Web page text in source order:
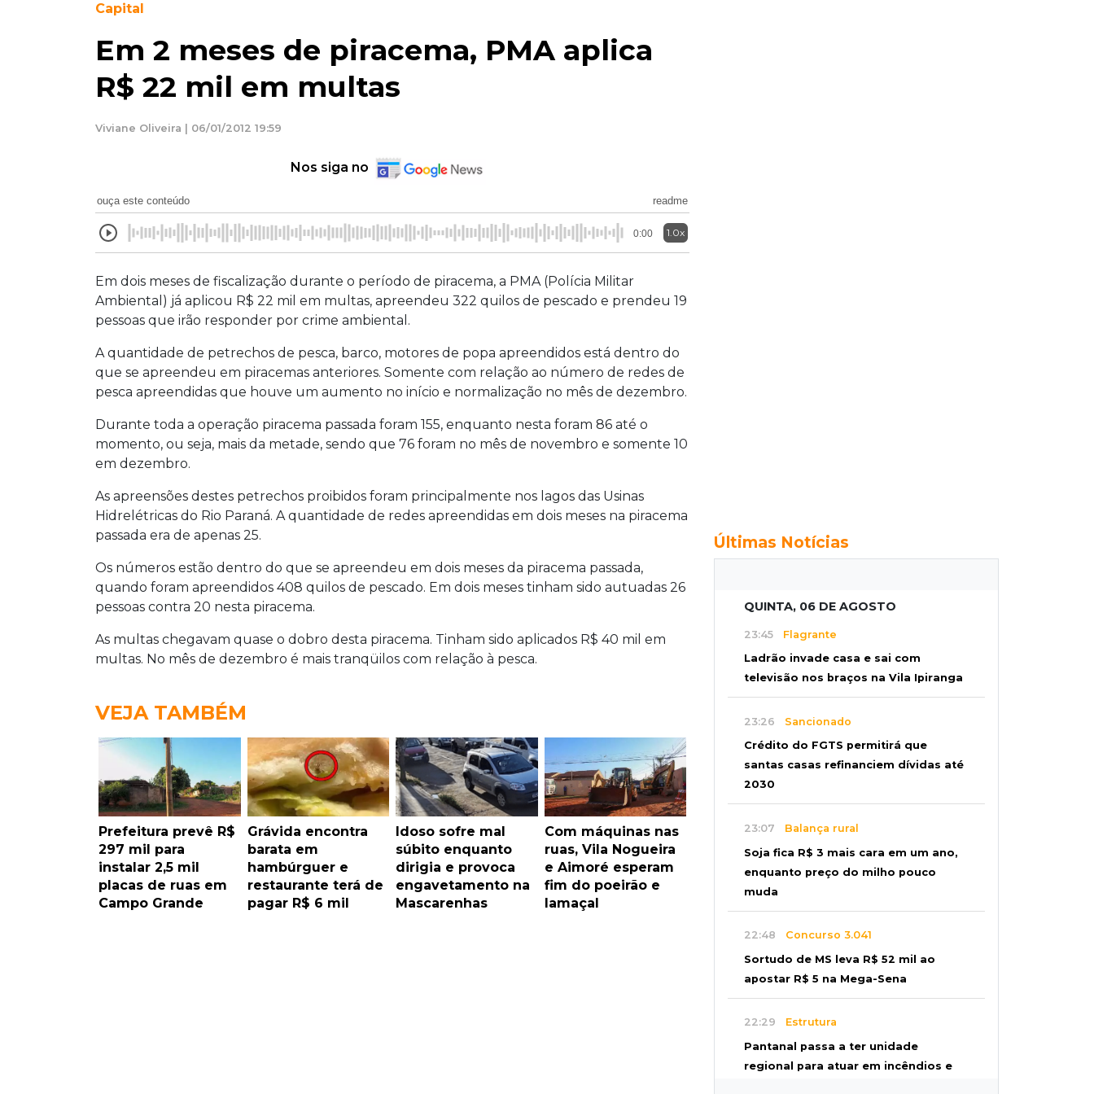
Capital
Em 2 meses de piracema, PMA aplica
R$ 22 mil em multas
Viviane Oliveira | 06/01/2012 19:59
Nos siga no
ouça este conteúdo readme
0:00 1.0x
Em dois meses de fiscalização durante o período de piracema, a PMA (Polícia Militar
Ambiental) já aplicou R$ 22 mil em multas, apreendeu 322 quilos de pescado e prendeu 19
pessoas que irão responder por crime ambiental.
A quantidade de petrechos de pesca, barco, motores de popa apreendidos está dentro do
que se apreendeu em piracemas anteriores. Somente com relação ao número de redes de
pesca apreendidas que houve um aumento no início e normalização no mês de dezembro.
Durante toda a operação piracema passada foram 155, enquanto nesta foram 86 até o
momento, ou seja, mais da metade, sendo que 76 foram no mês de novembro e somente 10
em dezembro.
As apreensões destes petrechos proibidos foram principalmente nos lagos das Usinas
Hidrelétricas do Rio Paraná. A quantidade de redes apreendidas em dois meses na piracema
passada era de apenas 25.
Os números estão dentro do que se apreendeu em dois meses da piracema passada,
quando foram apreendidos 408 quilos de pescado. Em dois meses tinham sido autuadas 26
pessoas contra 20 nesta piracema.
As multas chegavam quase o dobro desta piracema. Tinham sido aplicados R$ 40 mil em
multas. No mês de dezembro é mais tranqüilos com relação à pesca.
VEJA TAMBÉM
Prefeitura prevê R$
297 mil para
instalar 2,5 mil
placas de ruas em
Campo Grande
Grávida encontra
barata em
hambúrguer e
restaurante terá de
pagar R$ 6 mil
Idoso sofre mal
súbito enquanto
dirigia e provoca
engavetamento na
Mascarenhas
Com máquinas nas
ruas, Vila Nogueira
e Aimoré esperam
fim do poeirão e
lamaçal
Últimas Notícias
QUINTA, 06 DE AGOSTO
23:45 Flagrante
Ladrão invade casa e sai com
televisão nos braços na Vila Ipiranga
23:26 Sancionado
Crédito do FGTS permitirá que
santas casas refinanciem dívidas até
2030
23:07 Balança rural
Soja fica R$ 3 mais cara em um ano,
enquanto preço do milho pouco
muda
22:48 Concurso 3.041
Sortudo de MS leva R$ 52 mil ao
apostar R$ 5 na Mega-Sena
22:29 Estrutura
Pantanal passa a ter unidade
regional para atuar em incêndios e